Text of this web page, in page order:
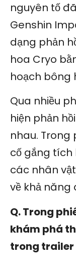
nguyên tố
Genshin
dạng phản
hoa Cryo
hoạch bông
Qua nhiều
hiện phản
nhau. Trong
cố gắng tích
các nhân
về khả năng
Q. Trong
khám phá
trong trailer